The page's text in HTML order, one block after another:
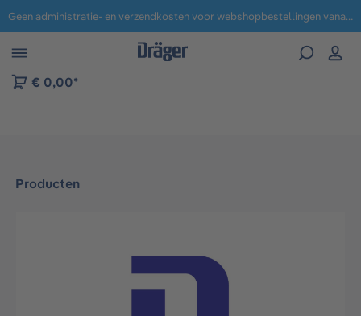
naar navigatie B2B-platform Geen administratie- en verzendkosten voor webshopbestellingen vanaf € 100,-.
€ 0,00*
Producten
Afbeeldingengalerij overslaan